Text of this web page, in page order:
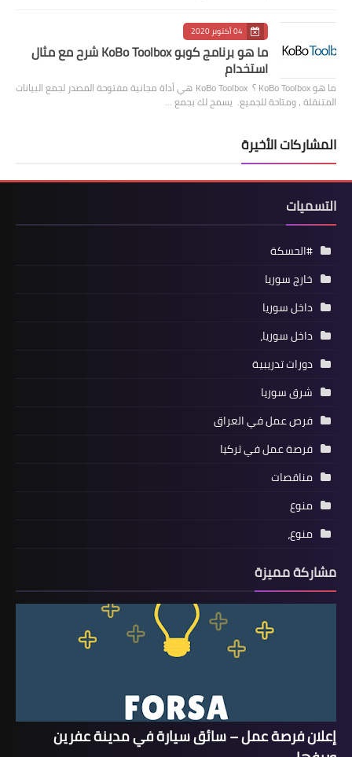
04 أكتوبر 2020
ما هو برنامج كوبو KoBo Toolbox شرح مع مثال
استخدام
ما هو KoBo Toolbox ؟ KoBo Toolbox هي أداة مجانية مفتوحة المصدر لجمع البيانات
المتنقلة ، ومتاحة للجميع. يسمح لك بجمع …
المشاركات الأخيرة
التسميات
#الحسكة
خارج سوريا
داخل سوريا
داخل سوريا،
دورات تدريبية
شرق سوريا
فرص عمل في العراق
فرصة عمل في تركيا
مناقصات
منوع
منوع،
مشاركة مميزة
إعلان فرصة عمل – سائق سيارة في مدينة عفرين